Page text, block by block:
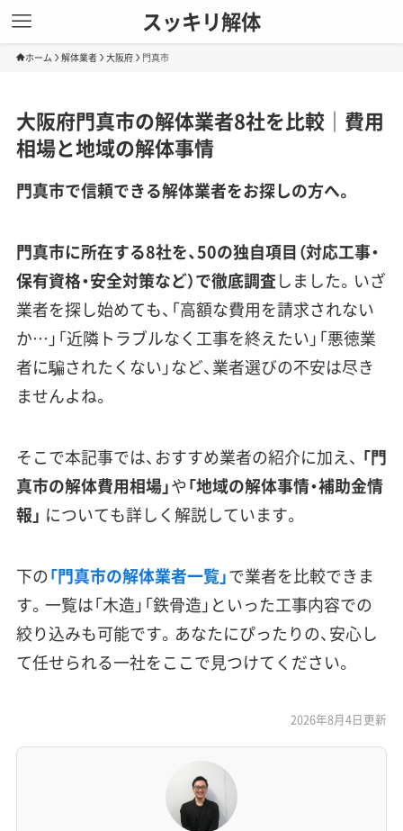
スッキリ解体
ホーム 解体業者 大阪府 門真市
大阪府門真市の解体業者8社を比較｜費用
相場と地域の解体事情
門真市で信頼できる解体業者をお探しの方へ。
門真市に所在する8社を、50の独自項目（対応工事・
保有資格・安全対策など）で徹底調査しました。いざ
業者を探し始めても、「高額な費用を請求されない
か…」「近隣トラブルなく工事を終えたい」「悪徳業
者に騙されたくない」など、業者選びの不安は尽き
ませんよね。
そこで本記事では、おすすめ業者の紹介に加え、 「門
真市の解体費用相場」や「地域の解体事情・補助金情
報」 についても詳しく解説しています。
下の「門真市の解体業者一覧」で業者を比較できま
す。一覧は「木造」「鉄骨造」といった工事内容での
絞り込みも可能です。あなたにぴったりの、安心し
て任せられる一社をここで見つけてください。
2026年8月4日更新